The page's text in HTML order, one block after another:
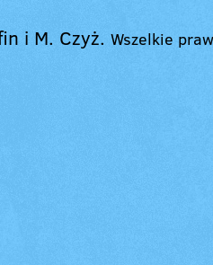
i M. Czyż. Wszelkie